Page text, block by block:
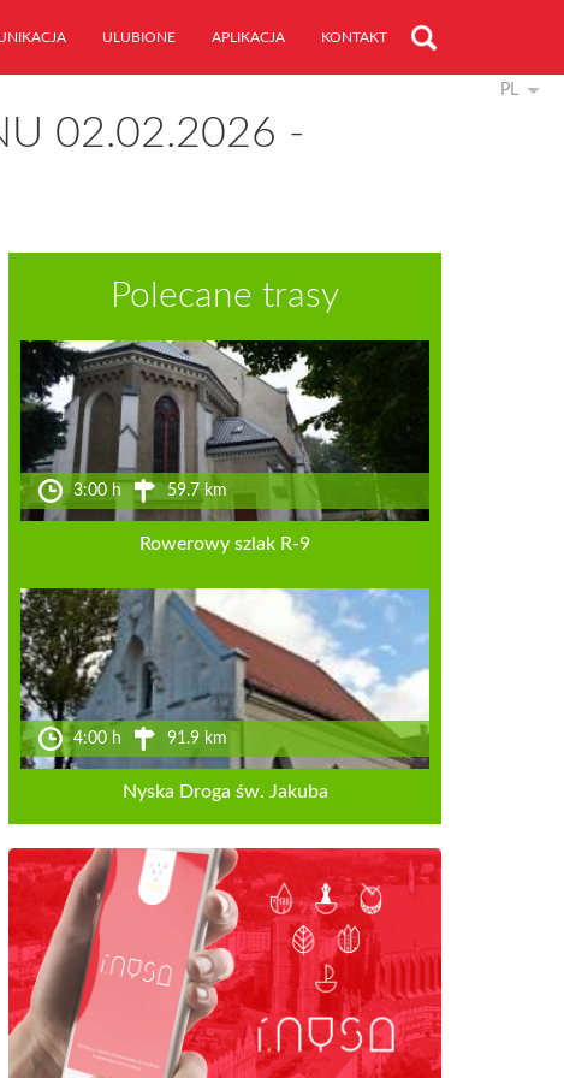
ULUBIONE APLIKACJA KONTAKT
PL
02.02.2026 -
Polecane trasy
3:00 h 59.7 km
Rowerowy szlak R-9
4:00 h 91.9 km
Nyska Droga św. Jakuba